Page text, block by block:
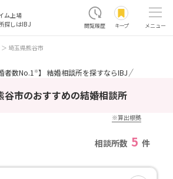
ム上場
探しはIBJ
閲覧履歴 キープ メニュー
埼玉県熊谷市
者数No.1 ※】 結婚相談所を探すならIBJ／
谷市のおすすめの結婚相談所
※算出根拠
相談所数 5 件